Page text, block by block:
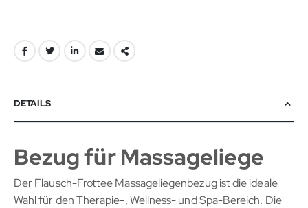
DETAILS
Bezug für Massageliege
Der Flausch-Frottee Massageliegenbezug ist die ideale
Wahl für den Therapie-, Wellness- und Spa-Bereich. Die